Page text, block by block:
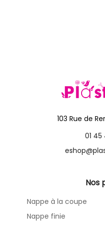
103 Rue de
01
Nos
Nappe à la coupe
Nappe finie